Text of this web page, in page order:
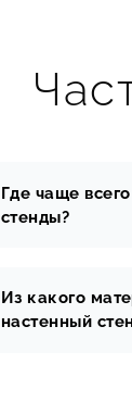
Где чаще
стенды?
Из какого
настенный